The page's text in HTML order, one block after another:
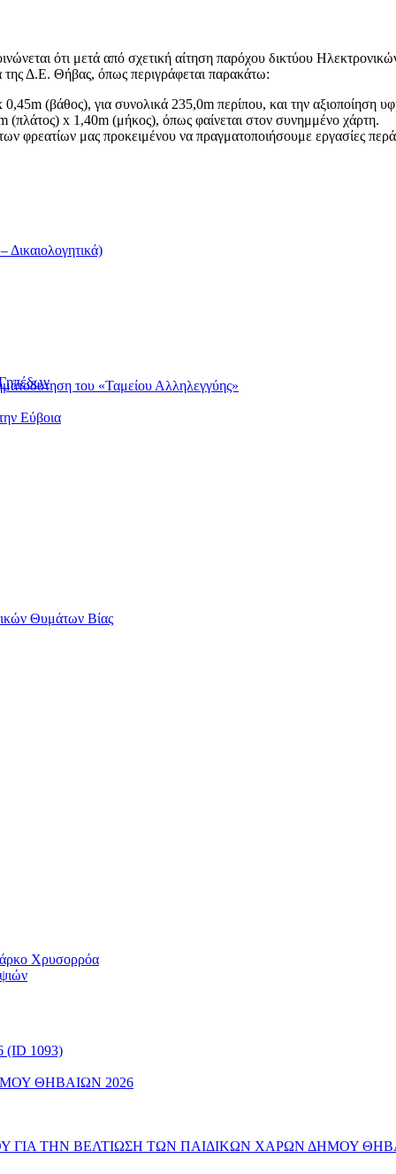
Θυμάτων Βίας
Χρυσορρόα
ότι μετά από σχετική αίτηση παρόχου δικτύου
Δ.Ε. Θήβας, όπως περιγράφεται παρακάτω:
(βάθος), για συνολικά 235,0m περίπου, και την αξιοποίηση
x 1,40m (μήκος), όπως φαίνεται στον συνημμένο χάρτη.
φρεατίων μας προκειμένου να πραγματοποιήσουμε εργασίες
του «Ταμείου Αλληλεγγύης»
Εύβοια
(ID 1093)
ΘΗΒΑΙΩΝ 2026
ΤΗΝ ΒΕΛΤΙΩΣΗ ΤΩΝ ΠΑΙΔΙΚΩΝ ΧΑΡΩΝ ΔΗΜΟΥ